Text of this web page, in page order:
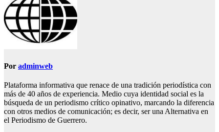
Por adminweb
Plataforma informativa que renace de una tradición periodística con
más de 40 años de experiencia. Medio cuya identidad social es la
búsqueda de un periodismo crítico opinativo, marcando la diferencia
con otros medios de comunicación; es decir, ser una Alternativa en
el Periodismo de Guerrero.